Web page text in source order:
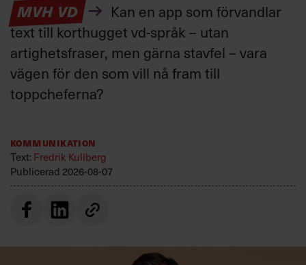
MVH VD
Kan en app som förvandlar
text till korthugget vd-språk – utan
artighetsfraser, men gärna stavfel – vara
vägen för den som vill nå fram till
toppcheferna?
Kommunikation
Text:Fredrik Kullberg
Publicerad 2026-08-07